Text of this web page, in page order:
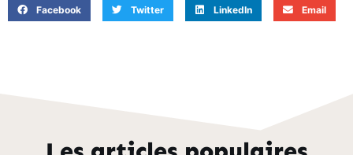
Facebook Twitter LinkedIn Email